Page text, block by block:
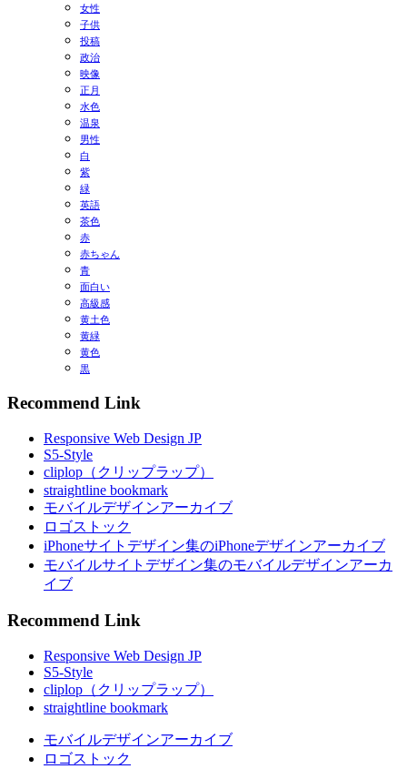
女性
子供
投稿
政治
映像
正月
水色
温泉
男性
白
紫
緑
英語
茶色
赤
赤ちゃん
青
面白い
高級感
黄土色
黄緑
黄色
黒
Recommend Link
Responsive Web Design JP
S5-Style
cliplop（クリップラップ）
straightline bookmark
モバイルデザインアーカイブ
ロゴストック
iPhoneサイトデザイン集のiPhoneデザインアーカイブ
モバイルサイトデザイン集のモバイルデザインアーカ
イブ
Recommend Link
Responsive Web Design JP
S5-Style
cliplop（クリップラップ）
straightline bookmark
モバイルデザインアーカイブ
ロゴストック